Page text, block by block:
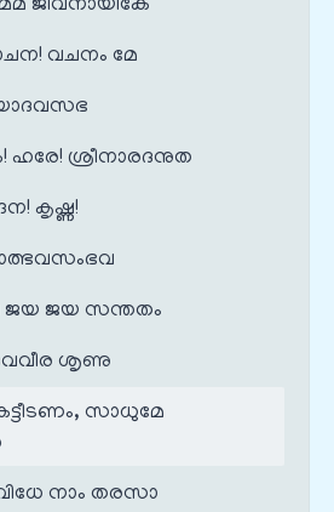
മമ ജീവനായികേ
വചനം മേ
യാദവസഭ
ഹരേ! ശ്രീനാരദനുത
കൃഷ്ണ!
ജയ ജയ സന്തതം
ശൃണു
സാധുമേ
നാം തരസാ